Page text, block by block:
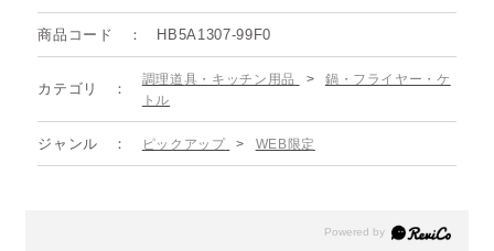
商品コード HB5A1307-99F0
カテゴリ
調理道具・キッチン用品 >
鍋・フライヤー・ケ
トル
ジャンル ピックアップ > WEB限定